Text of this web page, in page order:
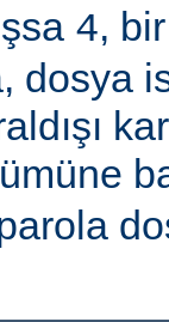
4,
dosya